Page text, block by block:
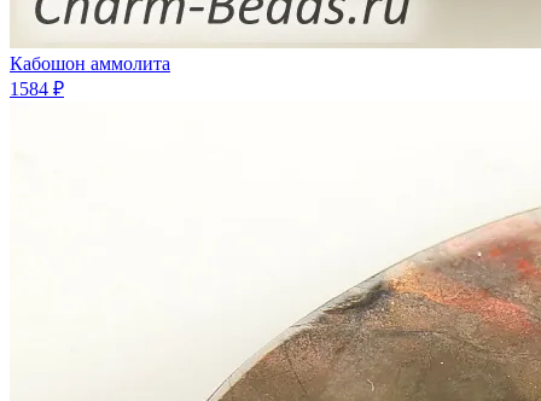
Кабошон аммолита
1584 ₽